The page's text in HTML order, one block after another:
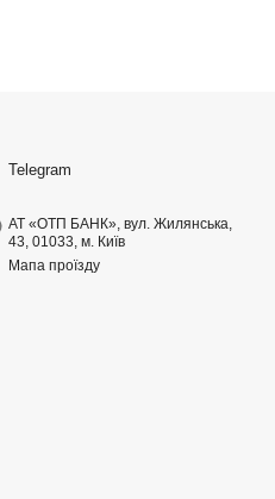
Telegram
АТ «ОТП БАНК», вул. Жилянська,
43, 01033, м. Київ
Мапа проїзду